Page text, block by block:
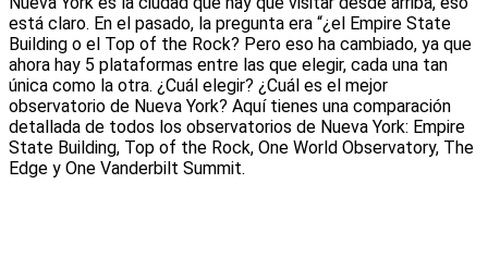
está claro. En el pasado, la pregunta era “¿el Empire State
Building o el Top of the Rock? Pero eso ha cambiado, ya que
ahora hay 5 plataformas entre las que elegir, cada una tan
única como la otra. ¿Cuál elegir? ¿Cuál es el mejor
observatorio de Nueva York? Aquí tienes una comparación
detallada de todos los observatorios de Nueva York: Empire
State Building, Top of the Rock, One World Observatory, The
Edge y One Vanderbilt Summit.